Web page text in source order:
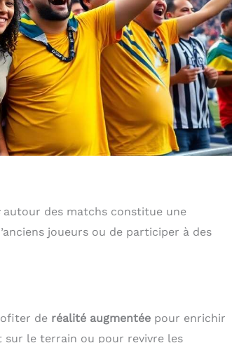
autour des matchs constitue une
joueurs ou de participer à des
de réalité augmentée pour enrichir
sur le terrain ou pour revivre les